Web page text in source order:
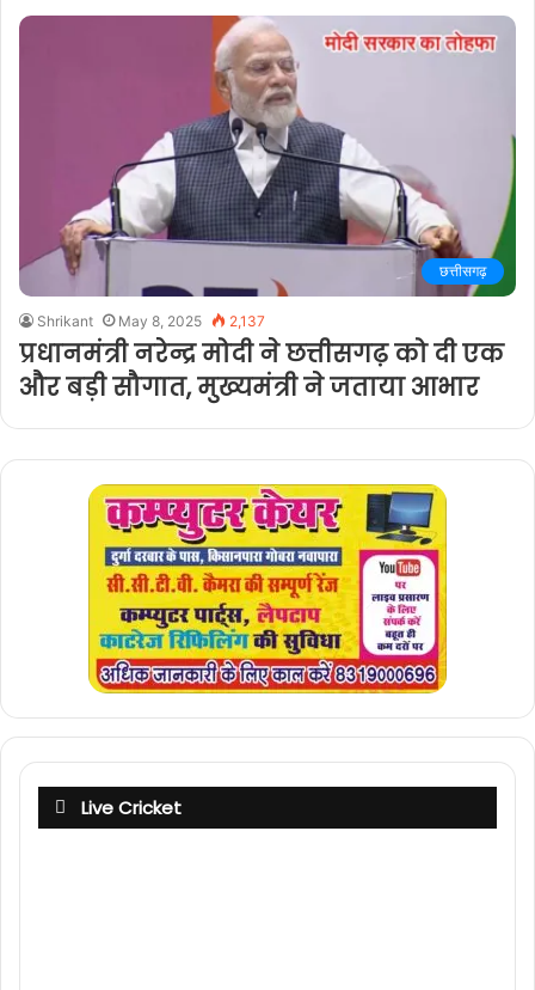
छत्तीसगढ़
Shrikant May 8, 2025 2,137
प्रधानमंत्री नरेन्द्र मोदी ने छत्तीसगढ़ को दी एक
और बड़ी सौगात, मुख्यमंत्री ने जताया आभार
Live Cricket